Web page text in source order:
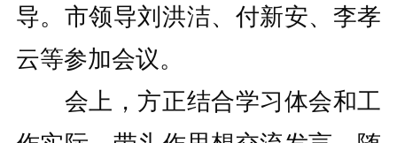
导。市领导刘洪洁、付新安、李孝
云等参加会议。
会上，方正结合学习体会和工